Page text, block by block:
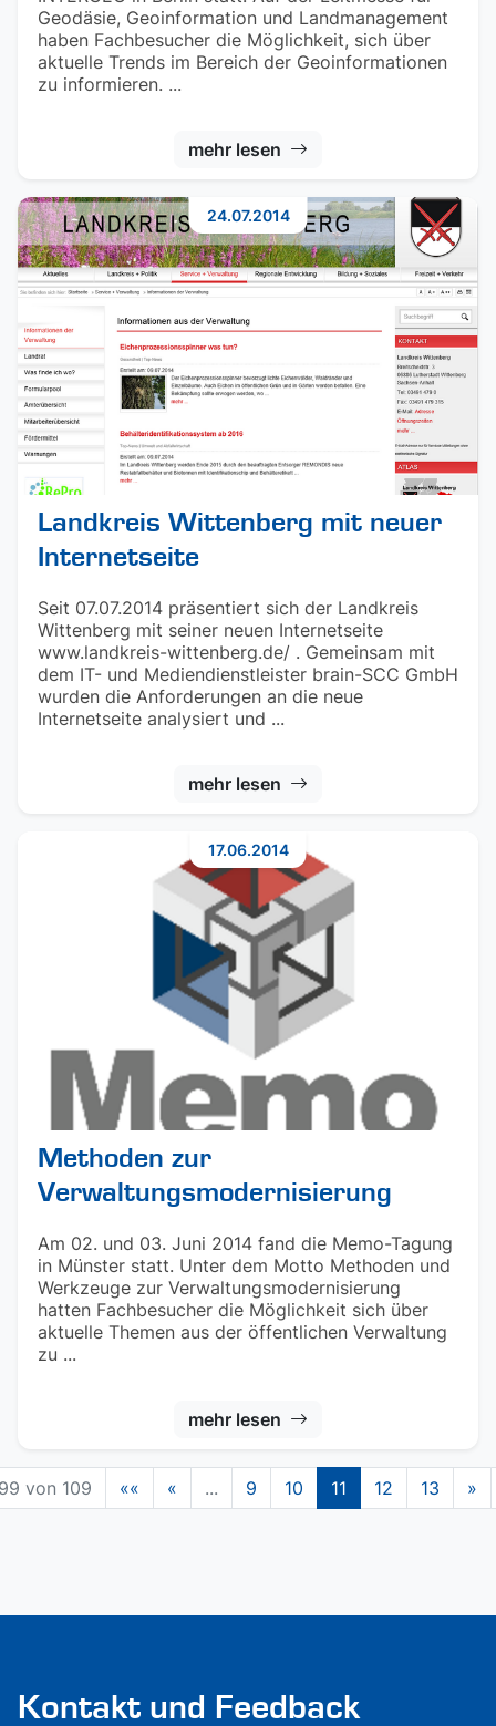
Geodäsie, Geoinformation und Landmanagement
haben Fachbesucher die Möglichkeit, sich über
aktuelle Trends im Bereich der Geoinformationen
zu informieren. ...
mehr lesen
Landkreis Wittenberg mit neuer
Internetseite
Seit 07.07.2014 präsentiert sich der Landkreis
Wittenberg mit seiner neuen Internetseite
www.landkreis-wittenberg.de/ . Gemeinsam mit
dem IT- und Mediendienstleister brain-SCC GmbH
wurden die Anforderungen an die neue
Internetseite analysiert und ...
mehr lesen
24.07.2014
Methoden zur
Verwaltungsmodernisierung
Am 02. und 03. Juni 2014 fand die Memo-Tagung
in Münster statt. Unter dem Motto Methoden und
Werkzeuge zur Verwaltungsmodernisierung
hatten Fachbesucher die Möglichkeit sich über
aktuelle Themen aus der öffentlichen Verwaltung
zu ...
mehr lesen
17.06.2014
von 109 «« « ... 9 10 11 12 13 »
Kontakt und Feedback